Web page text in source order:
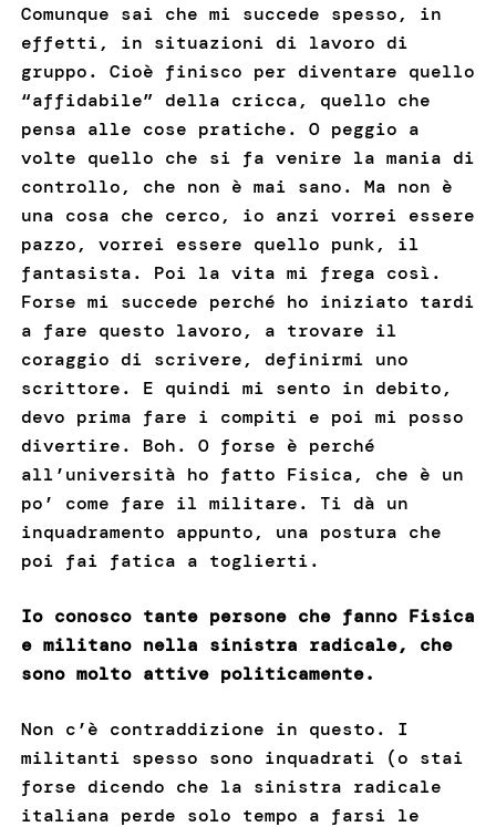
Comunque sai che mi succede spesso, in
effetti, in situazioni di lavoro di
gruppo. Cioè finisco per diventare quello
“affidabile” della cricca, quello che
pensa alle cose pratiche. O peggio a
volte quello che si fa venire la mania di
controllo, che non è mai sano. Ma non è
una cosa che cerco, io anzi vorrei essere
pazzo, vorrei essere quello punk, il
fantasista. Poi la vita mi frega così.
Forse mi succede perché ho iniziato tardi
a fare questo lavoro, a trovare il
coraggio di scrivere, definirmi uno
scrittore. E quindi mi sento in debito,
devo prima fare i compiti e poi mi posso
divertire. Boh. O forse è perché
all’università ho fatto Fisica, che è un
po’ come fare il militare. Ti dà un
inquadramento appunto, una postura che
poi fai fatica a toglierti.
Io conosco tante persone che fanno Fisica
e militano nella sinistra radicale, che
sono molto attive politicamente.
Non c’è contraddizione in questo. I
militanti spesso sono inquadrati (o stai
forse dicendo che la sinistra radicale
italiana perde solo tempo a farsi le